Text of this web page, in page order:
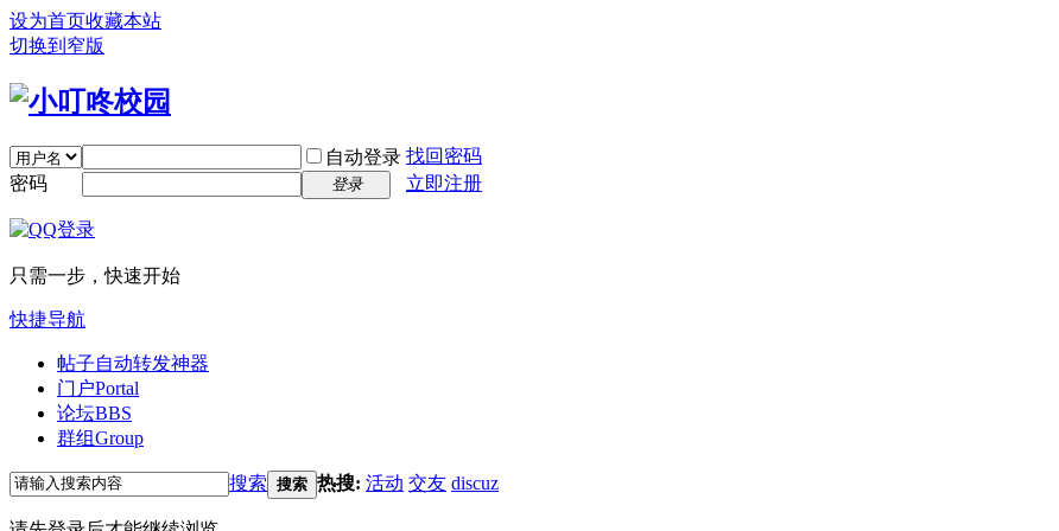
设为首页收藏本站
切换到窄版
自动登录 找回密码
密码
登录 立即注册
只需一步，快速开始
快捷导航
帖子自动转发神器
门户Portal
论坛BBS
群组Group
搜索 搜索 热搜: 活动 交友 discuz